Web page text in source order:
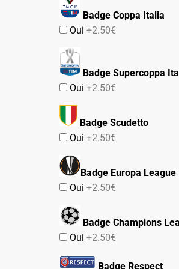
Badge Coppa Italia
Oui+2.50€
Badge Supercoppa
Oui+2.50€
Badge Scudetto
Oui+2.50€
Badge Europa League
Oui+2.50€
Badge Champions
Oui+2.50€
Badge Respect